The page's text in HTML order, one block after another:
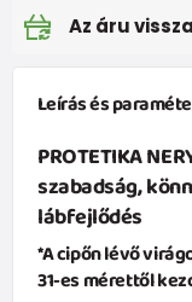
Az áru
Leírás és
PROTETIKA
szabadság,
lábfejlődés
*A cipőn lévő
31-es mérettől